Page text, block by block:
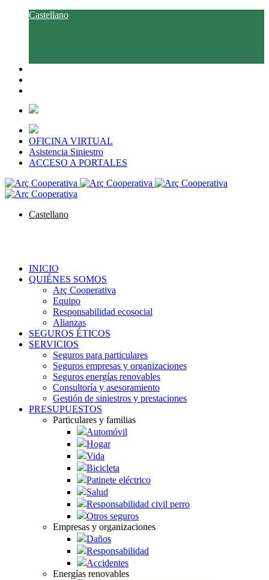
Castellano
OFICINA VIRTUAL
Asistencia Siniestro
ACCESO A PORTALES
Castellano
INICIO
QUIÉNES SOMOS
Arç Cooperativa
Equipo
Responsabilidad ecosocial
Alianzas
SEGUROS ÉTICOS
SERVICIOS
Seguros para particulares
Seguros empresas y organizaciones
Seguros energías renovables
Consultoría y asesoramiento
Gestión de siniestros y prestaciones
PRESUPUESTOS
Particulares y familias
Automóvil
Hogar
Vida
Bicicleta
Patinete eléctrico
Salud
Responsabilidad civil perro
Otros seguros
Empresas y organizaciones
Daños
Responsabilidad
Accidentes
Energías renovables